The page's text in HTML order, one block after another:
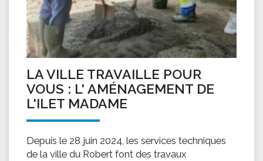
LA VILLE TRAVAILLE POUR
VOUS : L' AMÉNAGEMENT DE
L'ILET MADAME
Depuis le 28 juin 2024, les services techniques
de la ville du Robert font des travaux